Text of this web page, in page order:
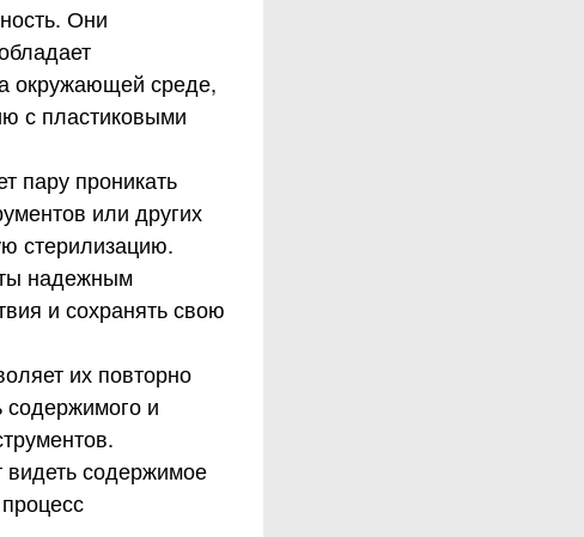
Они
окружающей среде,
с пластиковыми
пару проникать
или других
стерилизацию.
надежным
и сохранять свою
их повторно
содержимого и
видеть содержимое